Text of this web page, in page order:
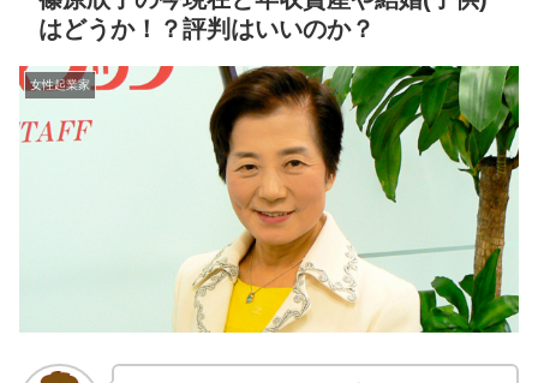
はどうか！？評判はいいのか？
女性起業家